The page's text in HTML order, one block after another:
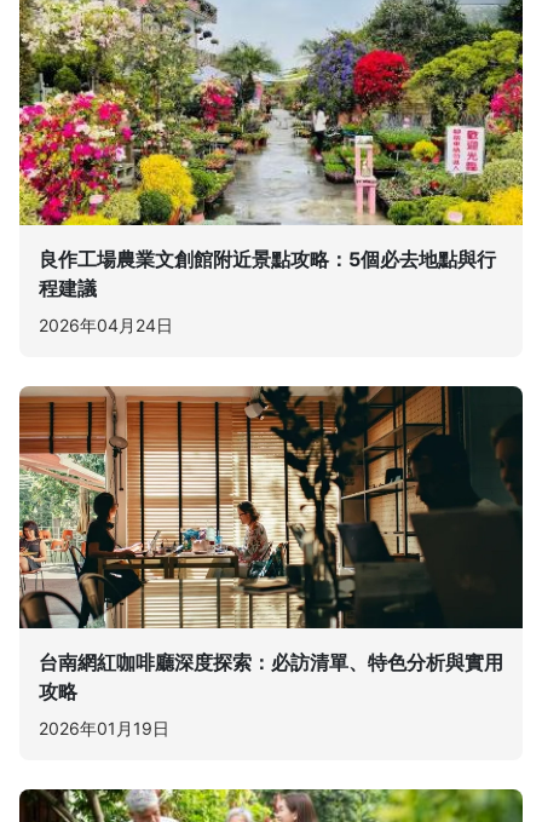
良作工場農業文創館附近景點攻略：5個必去地點與行
程建議
2026年04月24日
台南網紅咖啡廳深度探索：必訪清單、特色分析與實用
攻略
2026年01月19日